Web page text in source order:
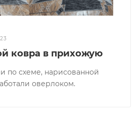
ковра в прихожую
по схеме, нарисованной
оверлоком.